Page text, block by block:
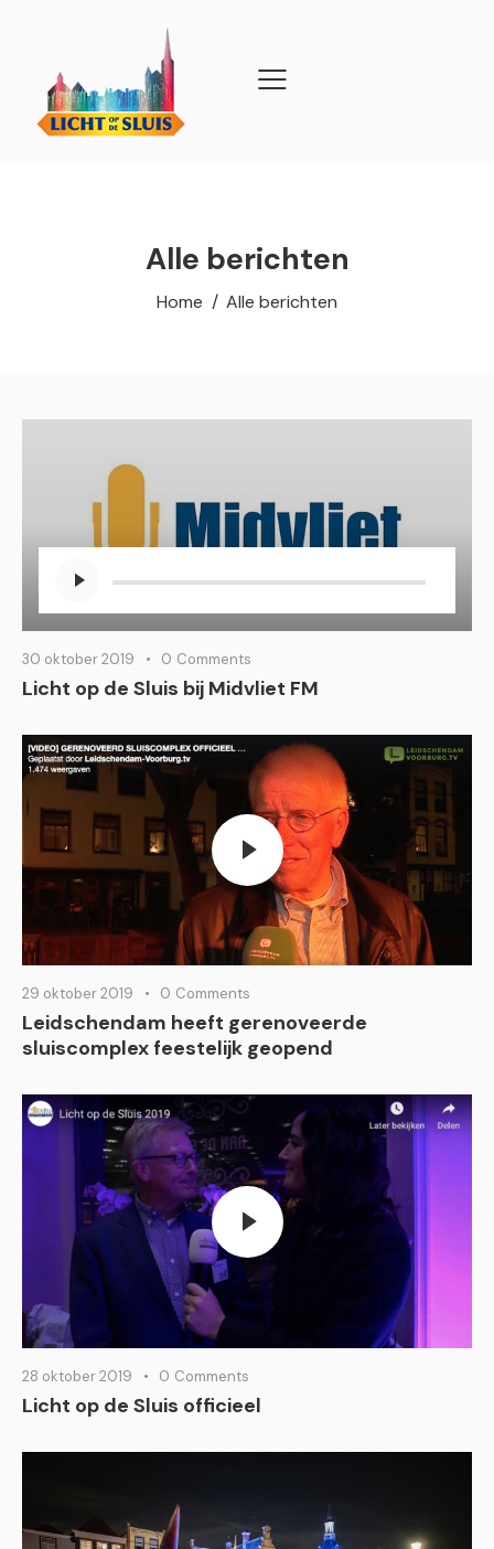
Alle berichten
Home Alle berichten
30 oktober 2019 0 Comments
Licht op de Sluis bij Midvliet FM
29 oktober 2019 0 Comments
Leidschendam heeft gerenoveerde
sluiscomplex feestelijk geopend
28 oktober 2019 0 Comments
Licht op de Sluis officieel